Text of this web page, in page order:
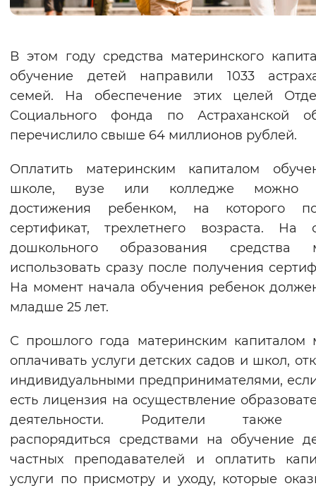
Звуковой ассистент
Вернуть стандартные настройки
В этом году средства материнского
обучение детей направили 1033
семей. На обеспечение этих целей
Социального фонда по Астраханской
перечислило свыше 64 миллионов рублей.
Оплатить материнским капиталом
школе, вузе или колледже можно
достижения ребенком, на которого
сертификат, трехлетнего возраста. На
дошкольного образования средства
использовать сразу после получения
На момент начала обучения ребенок
младше 25 лет.
С прошлого года материнским капиталом
оплачивать услуги детских садов и школ,
индивидуальными предпринимателями,
есть лицензия на осуществление
деятельности. Родители также
распорядиться средствами на обучение
частных преподавателей и оплатить
услуги по присмотру и уходу, которые